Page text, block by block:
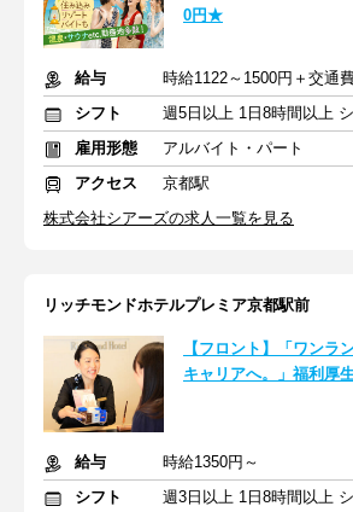
0円★
給与
時給1122～1500円＋交通
シフト
雇用形態
アルバイト・パート
アクセス
京都駅
株式会社シアーズの求人一覧を見る
リッチモンドホテルプレミア京都駅前
【フロント】「ワンラ
キャリアへ。」福利厚
給与
時給1350円～
シフト